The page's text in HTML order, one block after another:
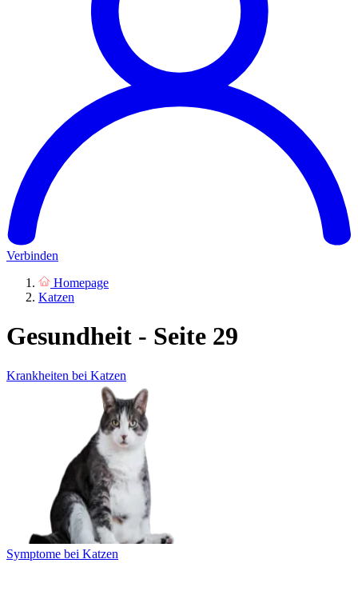
Verbinden
Homepage
Katzen
Gesundheit - Seite 29
Krankheiten bei Katzen
Symptome bei Katzen